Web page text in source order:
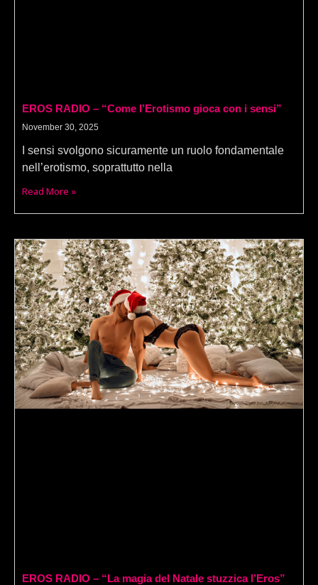
EROS RADIO – “Come l’Erotismo gioca con i sensi”
November 30, 2025
I sensi svolgono sicuramente un ruolo fondamentale
nell’erotismo, soprattutto nella
Read More »
EROS RADIO – “La magia del Natale stuzzica l’Eros”